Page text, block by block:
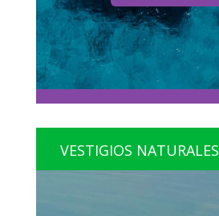
VESTIGIOS NATURALES